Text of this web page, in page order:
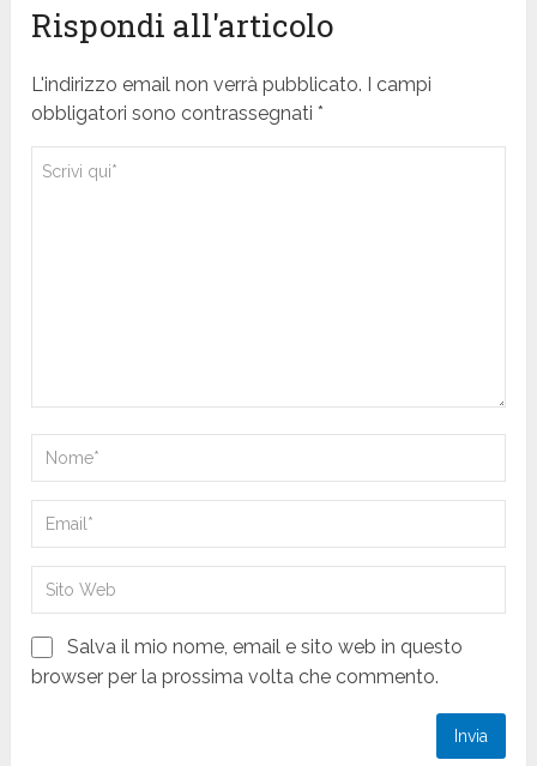
Rispondi all'articolo
L'indirizzo email non verrà pubblicato. I campi
obbligatori sono contrassegnati *
Salva il mio nome, email e sito web in questo
browser per la prossima volta che commento.